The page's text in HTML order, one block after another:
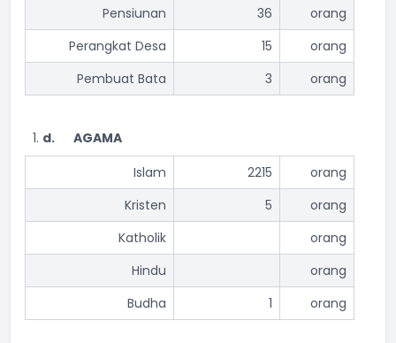
Pensiunan
36
orang
Perangkat Desa
15
orang
Pembuat Bata
3 orang
d. AGAMA
Islam
2215
orang
Kristen
5
orang
Katholik
orang
Hindu
orang
Budha
1 orang